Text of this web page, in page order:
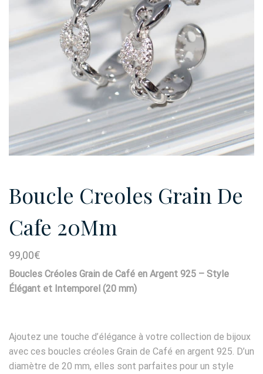
Boucle Creoles Grain De
Cafe 20Mm
99,00€
Boucles Créoles Grain de Café en Argent 925 – Style
Élégant et Intemporel (20 mm)
Ajoutez une touche d’élégance à votre collection de bijoux
avec ces boucles créoles Grain de Café en argent 925. D’un
diamètre de 20 mm, elles sont parfaites pour un style